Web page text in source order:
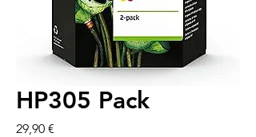
HP305 Pack
29,90 €